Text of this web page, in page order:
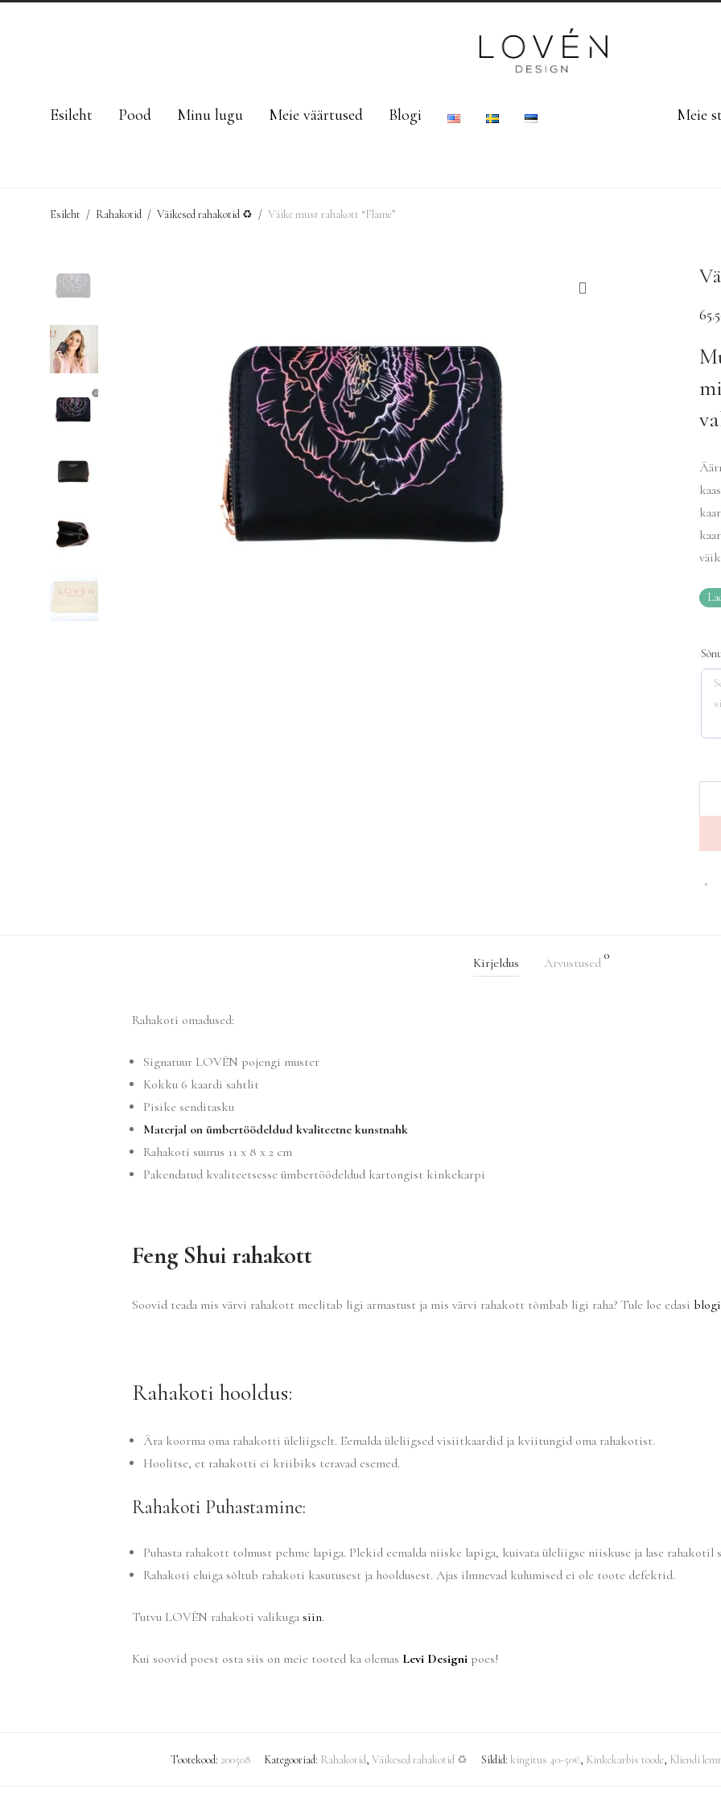
Esileht Pood Minu lugu Meie väärtused Blogi Meie
Esileht / Rahakotid / Väikesed rahakotid ♻ / Väike must rahakott “Flame”
Kirjeldus Arvustused 0
Rahakoti omadused:
Signatuur LOVÉN pojengi muster
Kokku 6 kaardi sahtlit
Pisike senditasku
Materjal on ümbertöödeldud kvaliteetne kunstnahk
Rahakoti suurus 11 x 8 x 2 cm
Pakendatud kvaliteetsesse ümbertöödeldud kartongist kinkekarpi
Feng Shui rahakott
Soovid teada mis värvi rahakott meelitab ligi armastust ja mis värvi rahakott tõmbab ligi raha? Tule loe edasi
Rahakoti hooldus:
Ära koorma oma rahakotti üleliigselt. Eemalda üleliigsed visiitkaardid ja kviitungid oma rahakotist.
Hoolitse, et rahakotti ei kriibiks teravad esemed.
Rahakoti Puhastamine:
Puhasta rahakott tolmust pehme lapiga. Plekid eemalda niiske lapiga, kuivata üleliigse niiskuse ja lase rahakotil
Rahakoti eluiga sõltub rahakoti kasutusest ja hooldusest. Ajas ilmnevad kulumised ei ole toote defektid.
Tutvu LOVÉN rahakoti valikuga siin.
Kui soovid poest osta siis on meie tooted ka olemas Levi Designi poes!
Tootekood: 200508 Kategooriad: Rahakotid, Väikesed rahakotid ♻ Sildid: kingitus 40-50€, Kinkekarbis toode, Kliendi